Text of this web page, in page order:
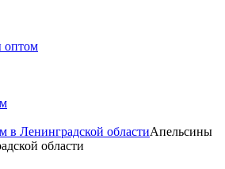
оптом
в Ленинградской областиАпельсины
области